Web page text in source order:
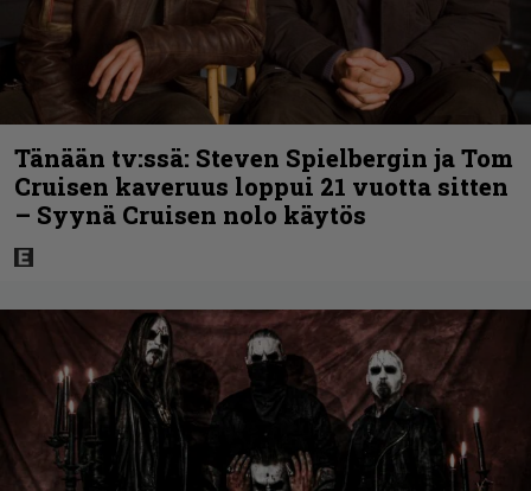
Tänään tv:ssä: Steven Spielbergin ja Tom
Cruisen kaveruus loppui 21 vuotta sitten
– Syynä Cruisen nolo käytös